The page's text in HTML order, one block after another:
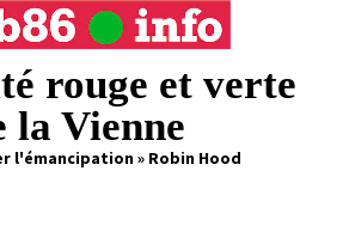
rouge et verte
la Vienne
l'émancipation » Robin Hood